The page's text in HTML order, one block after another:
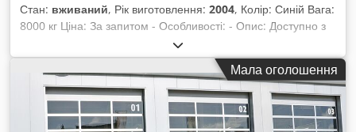
Стан: вживаний, Рік виготовлення: 2004, Колір: Синій Вага:
8000 кг Ціна: За запитом - Особливості: - Опис: Доступно з
05-2026 (залежить від постачання нової машини) - Рік
випуску: 2004 - Наявність документації: Так - Наявність
маркування CE: Так - Наявність сертифіката CE: Так -
Серійний номер: 9076 - Номінальна потужність головного
двигуна: 15 - Система керування: Windows 10 -
Максимальна ширина різу: 450 - Максимальна висота різу:
Мала оголошення